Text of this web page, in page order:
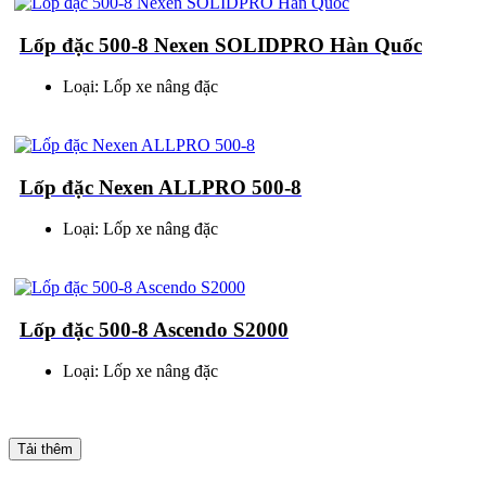
Lốp đặc 500-8 Nexen SOLIDPRO Hàn Quốc
Loại: Lốp xe nâng đặc
Lốp đặc Nexen ALLPRO 500-8
Loại: Lốp xe nâng đặc
Lốp đặc 500-8 Ascendo S2000
Loại: Lốp xe nâng đặc
Tải thêm